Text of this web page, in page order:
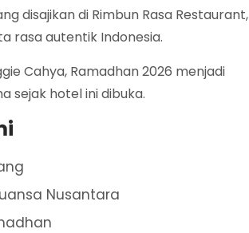
disajikan di Rimbun Rasa Restaurant,
rasa autentik Indonesia.
Cahya, Ramadhan 2026 menjadi
sejak hotel ini dibuka.
Nusantara